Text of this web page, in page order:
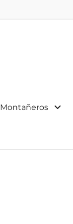
Montañeros